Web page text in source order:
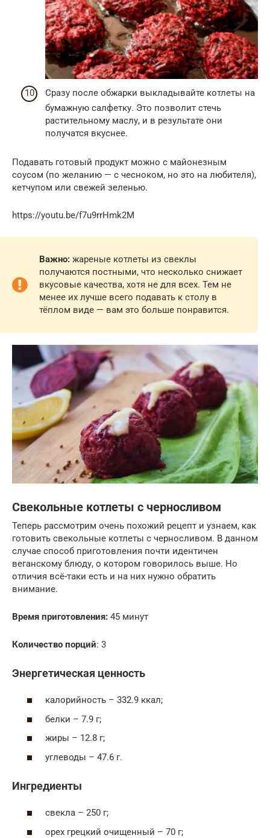
Сразу после обжарки выкладывайте котлеты на
бумажную салфетку. Это позволит стечь
растительному маслу, и в результате они
получатся вкуснее.
Подавать готовый продукт можно с майонезным
соусом (по желанию — с чесноком, но это на любителя),
кетчупом или свежей зеленью.
https://youtu.be/f7u9rrHmk2M
Важно: жареные котлеты из свеклы
получаются постными, что несколько снижает
вкусовые качества, хотя не для всех. Тем не
менее их лучше всего подавать к столу в
тёплом виде — вам это больше понравится.
Свекольные котлеты с черносливом
Теперь рассмотрим очень похожий рецепт и узнаем, как
готовить свекольные котлеты с черносливом. В данном
случае способ приготовления почти идентичен
веганскому блюду, о котором говорилось выше. Но
отличия всё-таки есть и на них нужно обратить
внимание.
Время приготовления: 45 минут
Количество порций: 3
Энергетическая ценность
калорийность – 332.9 ккал;
белки – 7.9 г;
жиры – 12.8 г;
углеводы – 47.6 г.
Ингредиенты
свекла – 250 г;
орех грецкий очищенный – 70 г;